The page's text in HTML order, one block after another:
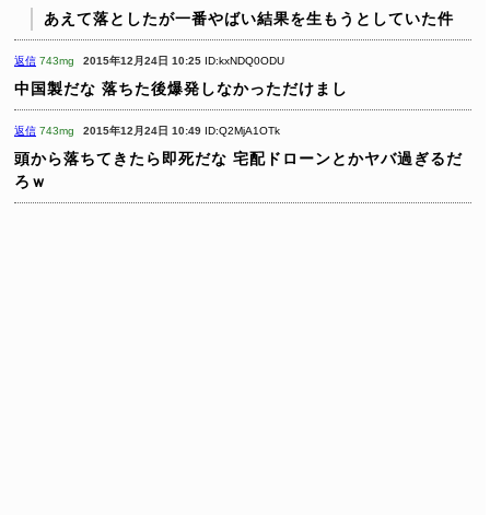
あえて落としたが一番やばい結果を生もうとしていた件
返信 743mg 2015年12月24日 10:25 ID:kxNDQ0ODU
中国製だな 落ちた後爆発しなかっただけまし
返信 743mg 2015年12月24日 10:49 ID:Q2MjA1OTk
頭から落ちてきたら即死だな 宅配ドローンとかヤバ過ぎるだ
ろｗ